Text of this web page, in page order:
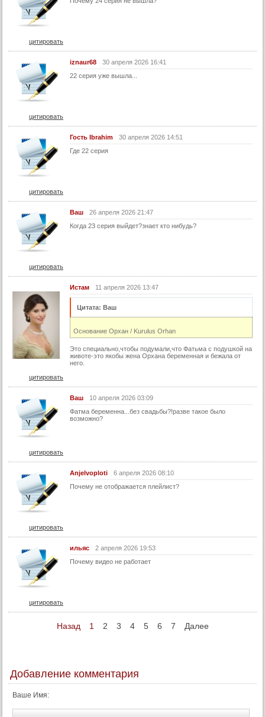
14 серия (turok1990)
15 серия
15 серия (turok1990)
15 серия (суб)
16 серия
17 серия (turok1990)
17 серия (суб)
18 серия
18 серия (turok1990)
18 серия (суб)
19 серия
19 серия (суб)
20 серия
20 серия (turok1990)
20 серия (суб)
21 серия
21 серия (turok1990)
21 серия (суб)
22 серия (turok1990)
22 серия (суб)
23 серия (суб)
24 серия
24 серия (turok1990)
24 серия (суб)
25 серия (turok1990)
25 серия (суб)
цитировать
iznaur68
30 апреля 2026 16:41
22 серия уже вышла...
цитировать
Гость Ibrahim
30 апреля 2026 14:51
Где 22 серия
цитировать
Ваш
26 апреля 2026 21:47
Когда 23 серия выйдет?знает кто нибудь?
цитировать
Истам 11 апреля 2026 13:47
Цитата: Ваш
Основание Орхан / Kurulus Orhan
Это специально,чтобы подумали,что Фатьма с подушкой на
животе-это якобы жена Орхана беременная и бежала от
него.
цитировать
Ваш
10 апреля 2026 03:09
Фатма беременна...без свадьбы?!разве такое было
возможно?
цитировать
Anjelvoploti
6 апреля 2026 08:10
Почему не отображается плейлист?
цитировать
ильяс
2 апреля 2026 19:53
Почему видео не работает
цитировать
Назад 1 2 3 4 5 6 7 Далее
Добавление комментария
Ваше Имя: